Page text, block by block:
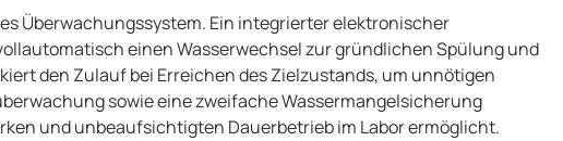
Überwachungssystem. Ein integrierter elektronischer
einen Wasserwechsel zur gründlichen Spülung und
den Zulauf bei Erreichen des Zielzustands, um unnötigen
sowie eine zweifache Wassermangelsicherung
und unbeaufsichtigten Dauerbetrieb im Labor ermöglicht.